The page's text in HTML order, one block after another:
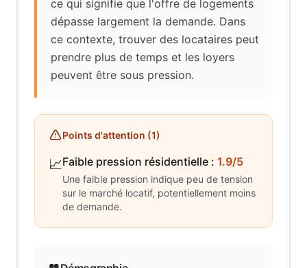
ce qui signifie que l'offre de logements
dépasse largement la demande. Dans
ce contexte, trouver des locataires peut
prendre plus de temps et les loyers
peuvent être sous pression.
Points d'attention (1)
📈Faible pression résidentielle : 1.9/5
Une faible pression indique peu de tension
sur le marché locatif, potentiellement moins
de demande.